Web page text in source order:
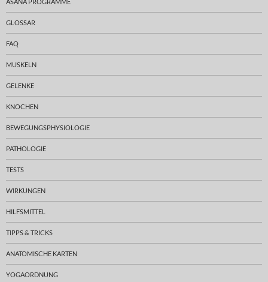
ASANA PROGRAMME
GLOSSAR
FAQ
MUSKELN
GELENKE
KNOCHEN
BEWEGUNGSPHYSIOLOGIE
PATHOLOGIE
TESTS
WIRKUNGEN
HILFSMITTEL
TIPPS & TRICKS
ANATOMISCHE KARTEN
YOGAORDNUNG